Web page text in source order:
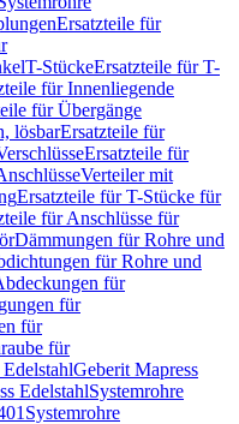
Ersatzteile für
T-StückeErsatzteile für T-
für Innenliegende
für Übergänge
lösbarErsatzteile für
Ersatzteile für
Verteiler mit
Ersatzteile für T-Stücke für
für Anschlüsse für
Dämmungen für Rohre und
für Rohre und
für
für
für
für
Geberit Mapress
EdelstahlSystemrohre
Systemrohre